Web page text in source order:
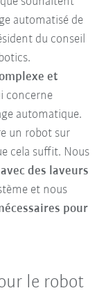
automatisé de
du conseil
et
concerne
automatique.
un robot sur
cela suffit. Nous
des laveurs
et nous
pour
le robot